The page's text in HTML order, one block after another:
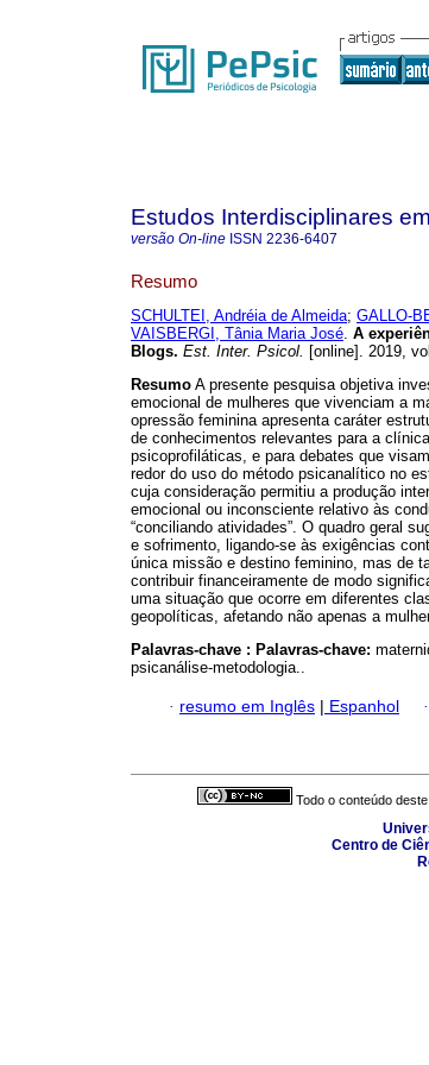
Estudos Interdisciplinares
versão On-line ISSN 2236-6407
Resumo
SCHULTEI, Andréia de Almeida; GALLO-
VAISBERGI, Tânia Maria José. A
Blogs. Est. Inter. Psicol. [online]. 2019,
Resumo A presente pesquisa objetiva
emocional de mulheres que vivenciam a
opressão feminina apresenta caráter
de conhecimentos relevantes para a
psicoprofiláticas, e para debates que
redor do uso do método psicanalítico no
cuja consideração permitiu a produção
emocional ou inconsciente relativo às
“conciliando atividades”. O quadro geral
e sofrimento, ligando-se às exigências
única missão e destino feminino, mas de
contribuir financeiramente de modo
uma situação que ocorre em diferentes
geopolíticas, afetando não apenas a
Palavras-chave : Palavras-chave:
psicanálise-metodologia..
· resumo em Inglês | Espanhol ·
Todo o conteúdo
Centro de